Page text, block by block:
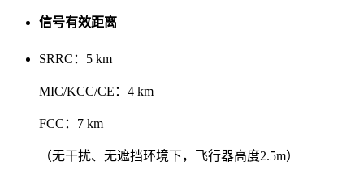
信号有效距离
SRRC：5 km
MIC/KCC/CE：4 km
FCC：7 km
（无干扰、无遮挡环境下，飞行器高度2.5m）